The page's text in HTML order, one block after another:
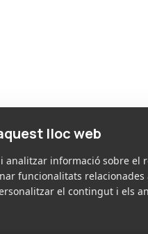
lloc web
analitzar informació sobre el
funcionalitats relacionades
el contingut i els